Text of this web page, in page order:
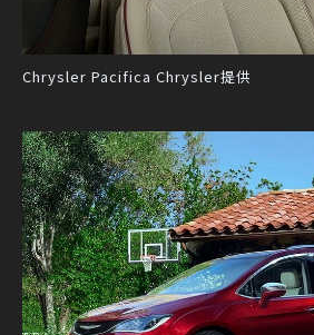
Chrysler Pacifica Chrysler提供